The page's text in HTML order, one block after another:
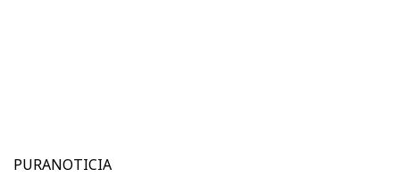
PURANOTICIA